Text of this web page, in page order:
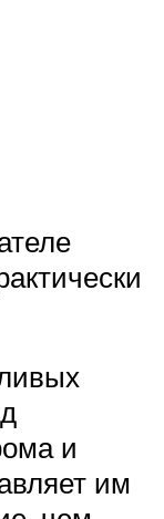
и
им